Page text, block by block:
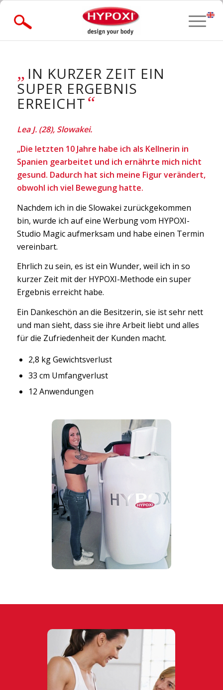
» Forgot Password?
„ IN KURZER ZEIT EIN
SUPER ERGEBNIS
ERREICHT“
Lea J. (28), Slowakei.
„Die letzten 10 Jahre habe ich als Kellnerin in
Spanien gearbeitet und ich ernährte mich nicht
gesund. Dadurch hat sich meine Figur verändert,
obwohl ich viel Bewegung hatte.
Nachdem ich in die Slowakei zurückgekommen
bin, wurde ich auf eine Werbung vom HYPOXI-
Studio Magic aufmerksam und habe einen Termin
vereinbart.
Ehrlich zu sein, es ist ein Wunder, weil ich in so
kurzer Zeit mit der HYPOXI-Methode ein super
Ergebnis erreicht habe.
Ein Dankeschön an die Besitzerin, sie ist sehr nett
und man sieht, dass sie ihre Arbeit liebt und alles
für die Zufriedenheit der Kunden macht.
2,8 kg Gewichtsverlust
33 cm Umfangverlust
12 Anwendungen